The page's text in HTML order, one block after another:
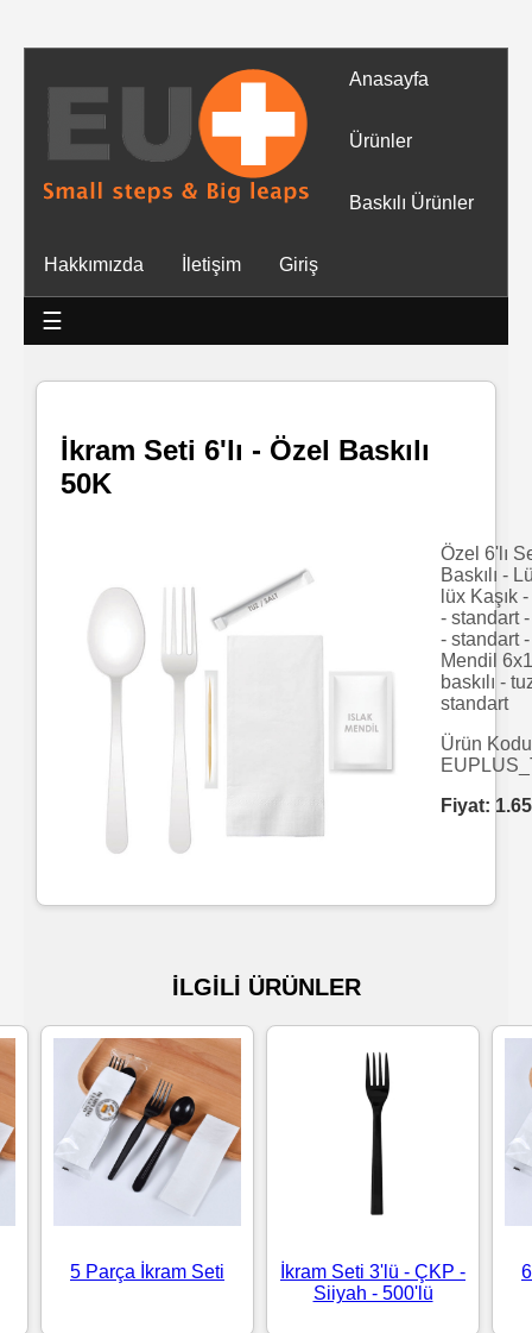
Anasayfa
Ürünler
Baskılı Ürünler
Hakkımızda İletişim Giriş
☰
Tüm
Ürünler
Mendiller
Baskılı
Islak
Islak
Havlu
Doublex
Triplex
Mendiller
Su
Kolonyalı
Mendiller
Standart
Islak
Mendiller
Pipetler
İkram Seti 6'lı - Özel Baskılı
50K
Özel 6'lı
Baskılı -
lüx Kaşık
- standart
- standart
Mendil
baskılı -
standart
Ürün
Fiyat: 1.65
İLGİLİ ÜRÜNLER
5 Parça İkram Seti
İkram Seti 3'lü - ÇKP -
Siiyah - 500'lü